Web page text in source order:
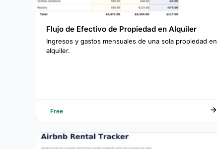
Flujo de Efectivo de Propiedad en Alquiler
Ingresos y gastos mensuales de una sola propiedad en
alquiler.
Free